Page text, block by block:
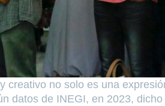
creativo no solo es una
datos de INEGI, en 2023,